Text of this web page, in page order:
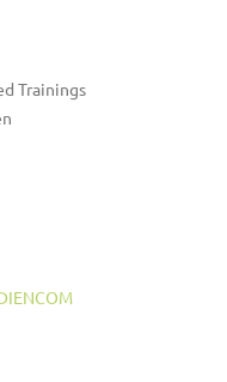
Trainings